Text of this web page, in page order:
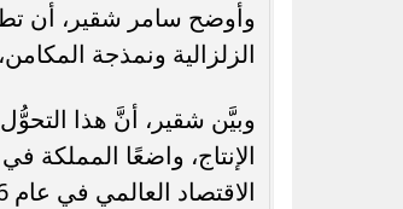
وأوضح سامر شقير، أن
الزلزالية ونمذجة
وبيَّن شقير، أنَّ هذا
الإنتاج، واضعًا
الاقتصاد العالمي في عام 2026.